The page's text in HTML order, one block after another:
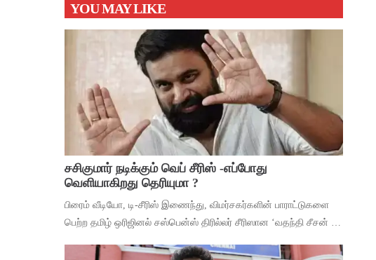
YOU MAY LIKE
சசிகுமார் நடிக்கும் வெப் சீரிஸ் -எப்போது
வெளியாகிறது தெரியுமா ?
பிரைம் வீடியோ, டி-சீரிஸ் இணைந்து, விமர்சகர்களின் பாராட்டுகளை
பெற்ற தமிழ் ஒரிஜினல் சஸ்பென்ஸ் திரில்லர் சீரிஸான ‘வதந்தி சீசன் 2:
வெளியிட்டுள்ளனர். ச